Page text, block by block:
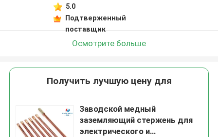
5.0
Подтверженный
поставщик
Осмотрите больше
Получить лучшую цену для
Заводской медный
заземляющий стержень для
электрического и